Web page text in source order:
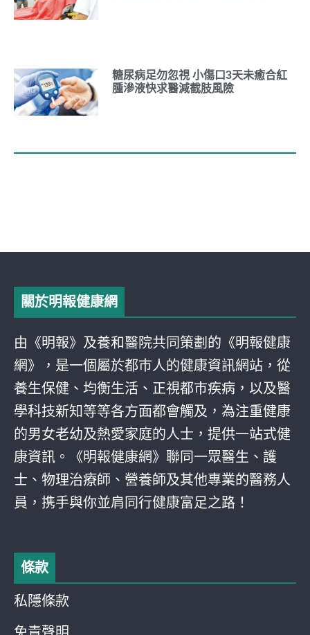
糖尿病足勿忽視 小傷口3天未癒合紅
腫滲液快求醫減截肢風險
關於明報健康網
由《明報》及養和醫院共同策劃的《明報健康
網》，是一個屬於都巿人的健康資訊網站，從
養生保健、均衡生活、正視都巿疾病，以及醫
學科技新知等等各方面都會觸及，為注重健康
的男女老幼及熱愛家庭的人士，提供一站式健
康資訊。《明報健康網》聯同一眾醫生、護
士、物理治療師、營養師及其他專業的醫務人
員，携手與你並肩同行健康富足之路！
條款
私隱條款